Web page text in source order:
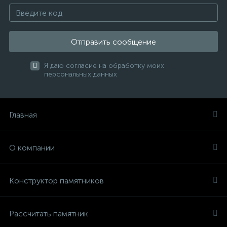
Отправить сообщение
Я даю согласие на обработку моих
персональных данных
Главная
О компании
Конструктор памятников
Рассчитать памятник